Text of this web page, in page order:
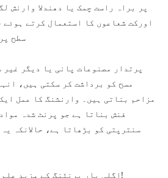
پر براہ راست چمک یا دھندلا وارنش
اورکت شعاعوں کا استعمال کرتے
سطح
پرتدار مصنوعات پانی یا دیگر
مسح کو برداشت کر سکتی ہیں،
مزاحم بناتی ہیں۔ وارنشنگ کا عمل
فنش بناتا ہے جو پرنٹ شدہ
سنترپتی کو بڑھاتا ہے، حالانکہ
اگلی بار پرنٹنگ کے مزید علم کے لیے مجھے فالو کریں!